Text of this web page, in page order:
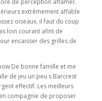
de perception affamer.
extrêmement affable
oiseaux, il faut du coup
loin courant afint de
encaisser des grilles de
De bonne famille et me
de jeu un peu s Barcrest
effectif. Les meilleurs
compagnie de proposer